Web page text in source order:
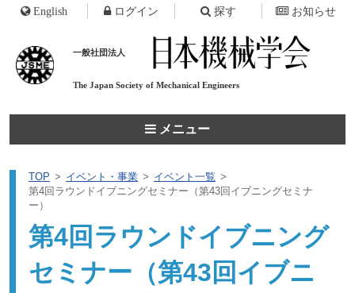
一般社団法人
The Japan Society of Mechanical Engineers
メニュー
English ログイン 探す お知らせ
TOP イベント・事業
イベント一覧
第4回ラウンドイブニングセミナー（第43回イブニングセミナ
ー）
第4回ラウンドイブニング
セミナー（第43回イブニ